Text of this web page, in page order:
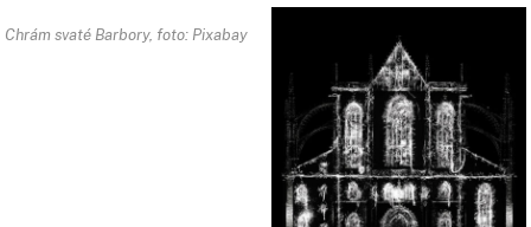
Chrám svaté Barbory, foto: Pixabay